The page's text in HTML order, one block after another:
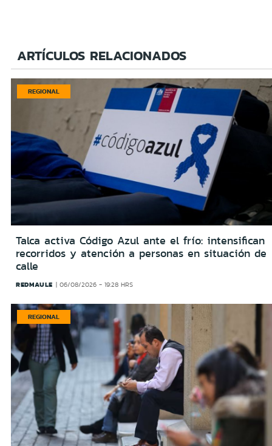
ARTÍCULOS RELACIONADOS
REGIONAL
Talca activa Código Azul ante el frío: intensifican
recorridos y atención a personas en situación de
calle
REDMAULE 06/08/2026 - 19:28 HRS
REGIONAL